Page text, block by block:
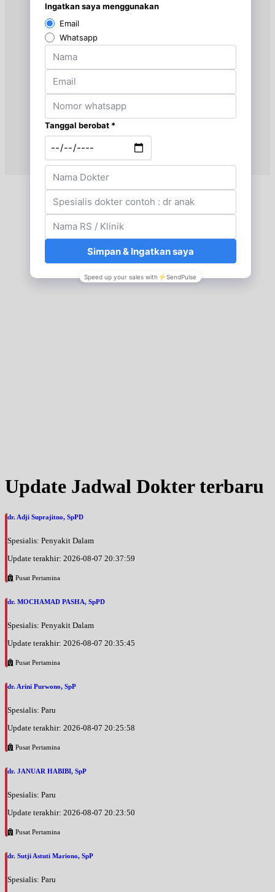
Update Jadwal Dokter terbaru
dr. Adji Suprajitno, SpPD
Spesialis: Penyakit Dalam
Update terakhir: 2026-08-07 20:37:59
Pusat Pertamina
dr. MOCHAMAD PASHA, SpPD
Spesialis: Penyakit Dalam
Update terakhir: 2026-08-07 20:35:45
Pusat Pertamina
dr. Arini Purwono, SpP
Spesialis: Paru
Update terakhir: 2026-08-07 20:25:58
Pusat Pertamina
dr. JANUAR HABIBI, SpP
Spesialis: Paru
Update terakhir: 2026-08-07 20:23:50
Pusat Pertamina
dr. Sutji Astuti Mariono, SpP
Spesialis: Paru